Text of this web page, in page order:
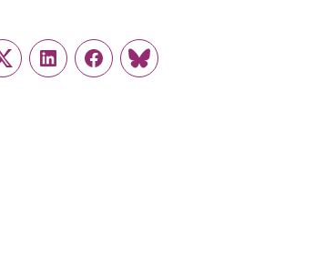
TwitterLinkedInFacebook
Link